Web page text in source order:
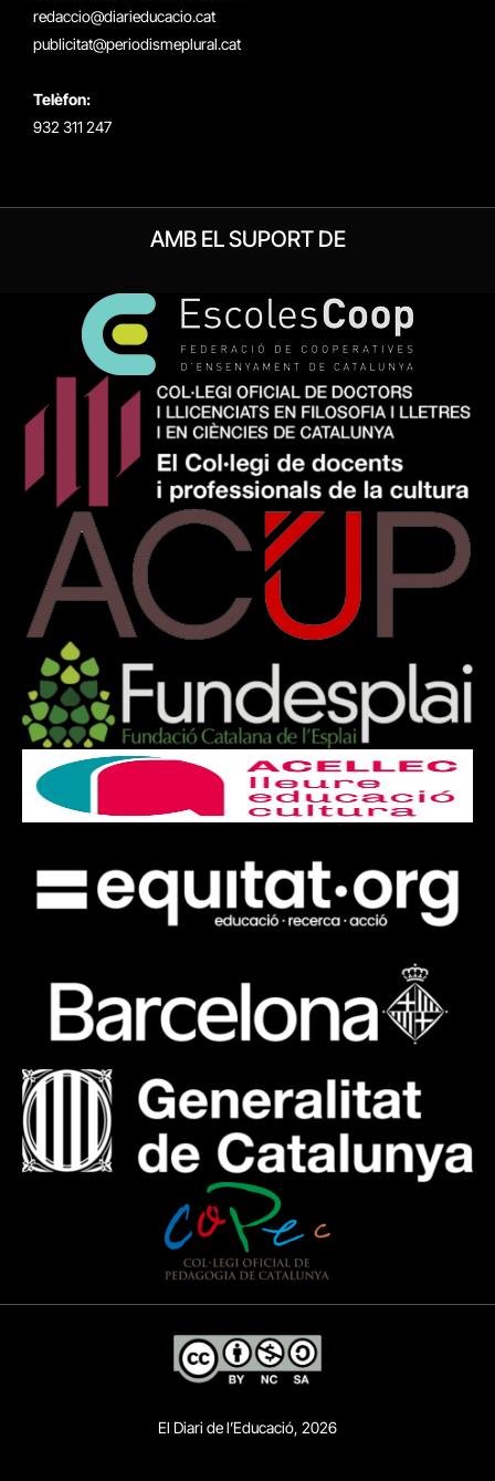
redaccio@diarieducacio.cat
publicitat@periodismeplural.cat
Telèfon:
932 311 247
AMB EL SUPORT DE
El Diari de l’Educació, 2026